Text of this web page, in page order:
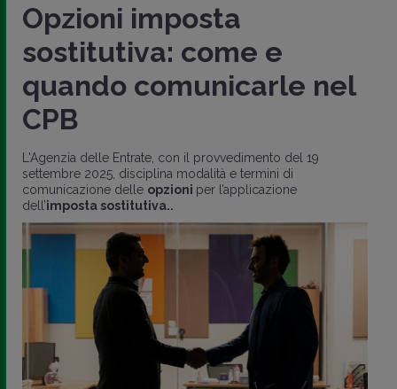
Opzioni imposta
sostitutiva: come e
quando comunicarle nel
CPB
L'Agenzia delle Entrate, con il provvedimento del 19
settembre 2025, disciplina modalità e termini di
comunicazione delle opzioni per l’applicazione
dell’imposta sostitutiva..